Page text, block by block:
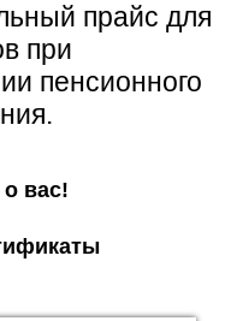
прайс для
при
пенсионного
вас!